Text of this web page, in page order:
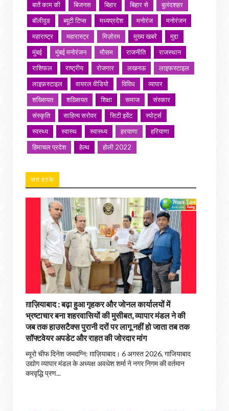
बातें काम की
बिजनस बिहार बिहार से
बुलंदशहर
बॉलीवुड
ब्यूटी टिप्स मध्यप्रदेश मनोरंज
मनोरंजन
महाराष्ट्र
महारास्ट्र मिज़ोरम मुख्य खबरे
मुद्दा
मुंबई
मुंबई मनोरंजन मौसम राजनीति
राजस्थान
राशिफल
राष्ट्रीय रोजगार लखनऊ
लाइफस्टाइल
लाइफ़स्टाइल
वायरल वीडियो विविध
व्यापार
शख्सियत
शख़्सियत शिक्षा समाज
संस्कार
संस्कृति
साहित्य सरोवर सिटी इवेंट
स्पोर्ट्स
स्वस्थ्य
स्वास्थ स्वास्थ्य हरयाणा
हरियाणा
हिमाचल प्रदेश
हेल्थ होली 2022
जरा हटके
ग़ाज़ियाबाद : बढ़ा हुआ गृहकर और जोनल कार्यालयों में
भ्रष्टाचार बना शहरवासियों की मुसीबत, व्यापार मंडल ने की
जब तक हाउसटैक्स पुरानी दरों पर लागू नहीं हो जाता तब तक
सॉफ्टवेयर अपडेट और राहत की जोरदार मांग
ब्यूरो चीफ दिनेश जमदग्नि: ग़ाज़ियाबाद। 6 अगस्त 2026, गाजियाबाद
उद्योग व्यापार मंडल के अध्यक्ष अवधेश शर्मा ने नगर निगम की वर्तमान
करवृद्धि प्रण...